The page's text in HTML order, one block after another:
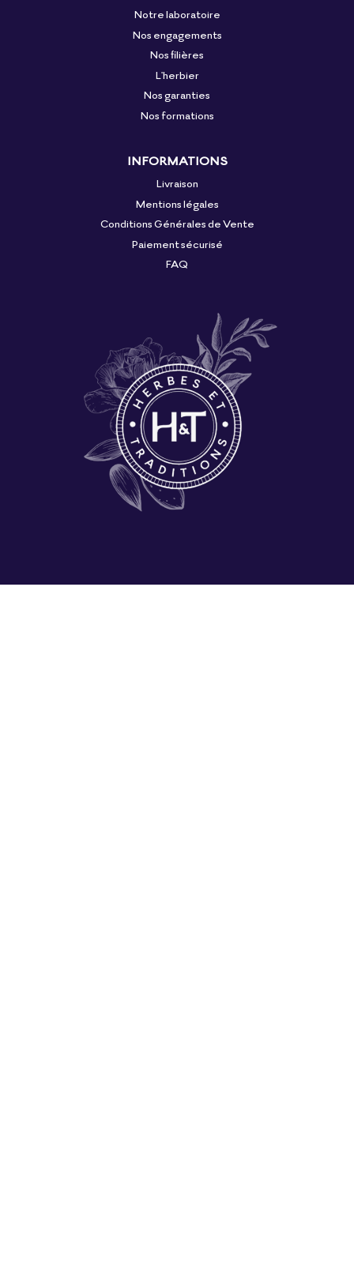
Notre laboratoire
Nos engagements
Nos filières
L'herbier
Nos garanties
Nos formations
INFORMATIONS
Livraison
Mentions légales
Conditions Générales de Vente
Paiement sécurisé
FAQ